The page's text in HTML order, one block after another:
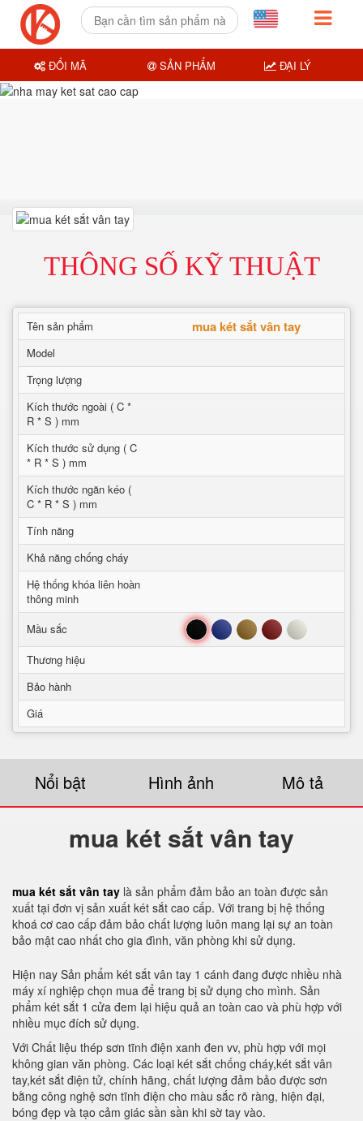
THÔNG SỐ KỸ THUẬT
Tên sản phẩm mua két sắt vân tay
Model
Trọng lượng
Kích thước ngoài ( C *
R * S ) mm
Kích thước sử dụng ( C
* R * S ) mm
Kích thước ngăn kéo (
C * R * S ) mm
Tính năng
Khả năng chống cháy
Hệ thống khóa liên hoàn
thông minh
Mầu sắc
Đen Xanh Nâu Đỏ Trắng
Thương hiệu
Bảo hành
Giá
Nổi bật Hình ảnh Mô tả
mua két sắt vân tay
mua két sắt vân tay là sản phẩm đảm bảo an toàn được sản
xuất tại đơn vị sản xuất két sắt cao cấp. Với trang bị hệ thống
khoá cơ cao cấp đảm bảo chất lượng luôn mang lại sự an toàn
bảo mật cao nhất cho gia đình, văn phòng khi sử dụng.
Hiện nay Sản phẩm két sắt vân tay 1 cánh đang được nhiều nhà
máy xí nghiệp chọn mua để trang bị sử dụng cho mình. Sản
phẩm két sắt 1 cửa đem lại hiệu quả an toàn cao và phù hợp với
nhiều mục đích sử dụng.
Với Chất liệu thép sơn tĩnh điện xanh đen vv, phù hợp với mọi
không gian văn phòng. Các loại két sắt chống cháy,két sắt vân
tay,két sắt điện tử, chính hãng, chất lượng đảm bảo được sơn
bằng công nghệ sơn tĩnh điện cho màu sắc rõ ràng, hiện đại,
bóng đẹp và tạo cảm giác sần sần khi sờ tay vào.
ĐỔI MÃ SẢN PHẨM ĐẠI LÝ